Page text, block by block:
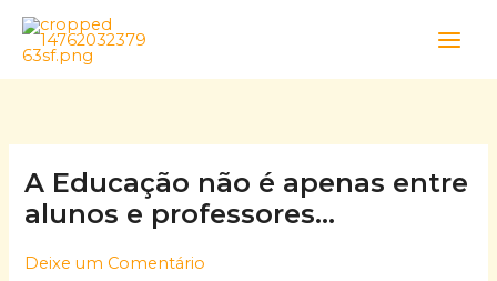
Skip
content
A Educação não é apenas entre
alunos e professores…
Deixe um Comentário